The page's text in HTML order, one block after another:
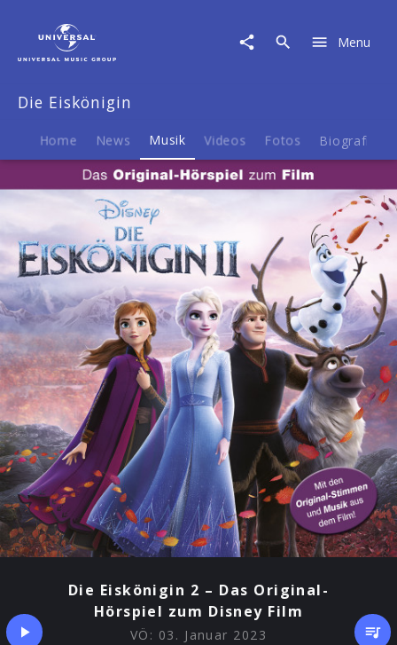
Eiskönigin
Musik
Die
–
Original-
zum
Disney
Film
Menu
Die Eiskönigin
Home News Musik Videos Fotos Biografie
Die Eiskönigin 2 – Das Original-
Hörspiel zum Disney Film
VÖ: 03. Januar 2023